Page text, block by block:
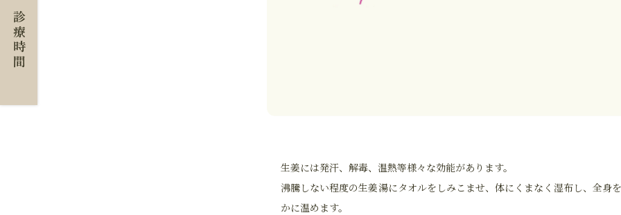
生姜には発汗、解毒、温熱等様々な効能があります。
沸騰しない程度の生姜湯にタオルをしみこませ、体にくまなく湿布し、全身
かに温めます。
診療時間